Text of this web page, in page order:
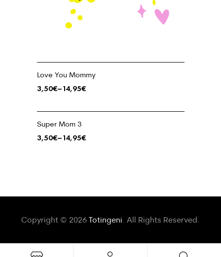
Love You Mommy
3,50€–14,95€
Super Mom 3
3,50€–14,95€
Copyright © 2026 Totingeni. All Rights Reserved.